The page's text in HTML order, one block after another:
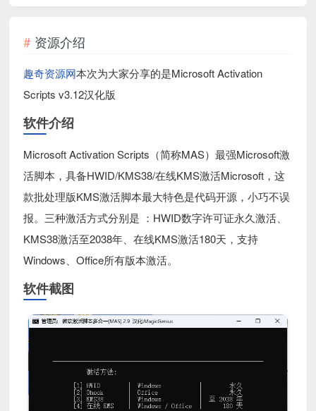
资源介绍
趣奇资源网本次为大家分享的是Microsoft Activation
Scripts v3.12汉化版
软件介绍
Microsoft Activation Scripts（简称MAS）最强Microsoft激
活脚本，具备HWID/KMS38/在线KMS激活Microsoft，这
款批处理版KMS激活脚本最大特色是代码开源，小巧不误
报。三种激活方式分别是 ：HWID数字许可证永久激活、
KMS38激活至2038年、在线KMS激活180天，支持
Windows、Office所有版本激活。
软件截图